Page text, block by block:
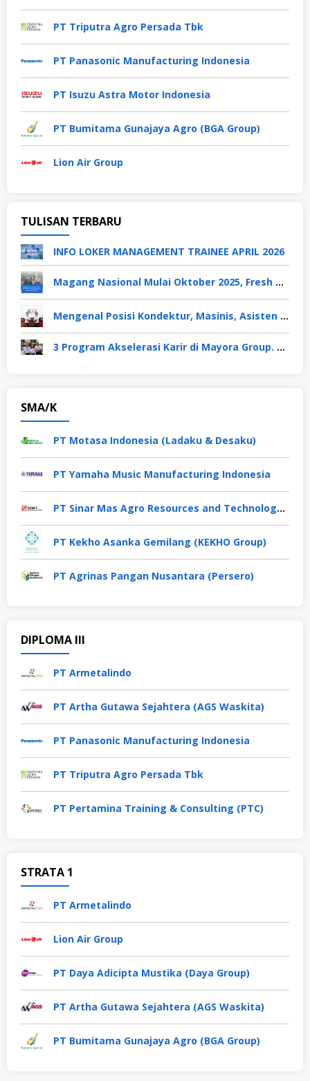
PT Triputra Agro Persada Tbk
PT Panasonic Manufacturing Indonesia
PT Isuzu Astra Motor Indonesia
PT Bumitama Gunajaya Agro (BGA Group)
Lion Air Group
TULISAN TERBARU
INFO LOKER MANAGEMENT TRAINEE APRIL 2026
Magang Nasional Mulai Oktober 2025, Fresh Graduate Dapat Gaji UMP Selama 6 Bulan
Mengenal Posisi Kondektur, Masinis, Asisten PPKA, Pemeliharaan Sarana dan Prasarana, Polsuska (Polisi Khusus Kereta Api), di PT KAI
3 Program Akselerasi Karir di Mayora Group. Apa Saja? Berikut Penjelasannya
SMA/K
PT Motasa Indonesia (Ladaku & Desaku)
PT Yamaha Music Manufacturing Indonesia
PT Sinar Mas Agro Resources and Technology Tbk
PT Kekho Asanka Gemilang (KEKHO Group)
PT Agrinas Pangan Nusantara (Persero)
DIPLOMA III
PT Armetalindo
PT Artha Gutawa Sejahtera (AGS Waskita)
PT Panasonic Manufacturing Indonesia
PT Triputra Agro Persada Tbk
PT Pertamina Training & Consulting (PTC)
STRATA 1
PT Armetalindo
Lion Air Group
PT Daya Adicipta Mustika (Daya Group)
PT Artha Gutawa Sejahtera (AGS Waskita)
PT Bumitama Gunajaya Agro (BGA Group)